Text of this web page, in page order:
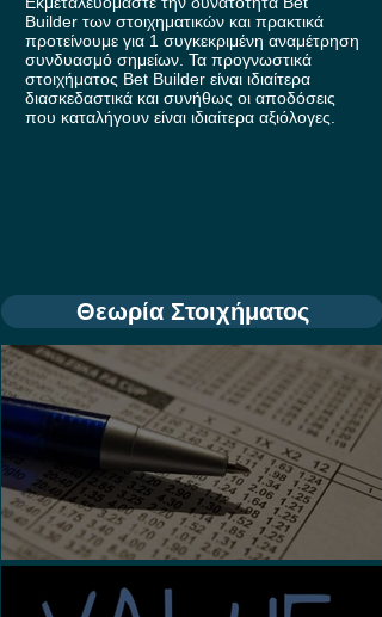
Builder των στοιχηματικών και πρακτικά
προτείνουμε για 1 συγκεκριμένη αναμέτρηση
συνδυασμό σημείων. Τα προγνωστικά
στοιχήματος Bet Builder είναι ιδιαίτερα
διασκεδαστικά και συνήθως οι αποδόσεις
που καταλήγουν είναι ιδιαίτερα αξιόλογες.
Θεωρία Στοιχήματος
Τι είναι τα Ασιατικά Χάντικαπ;